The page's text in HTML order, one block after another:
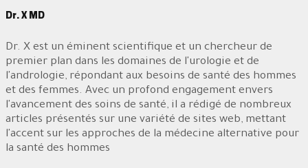
Dr. X MD
Dr. X est un éminent scientifique et un chercheur de
premier plan dans les domaines de l'urologie et de
l'andrologie, répondant aux besoins de santé des hommes
et des femmes. Avec un profond engagement envers
l'avancement des soins de santé, il a rédigé de nombreux
articles présentés sur une variété de sites web, mettant
l'accent sur les approches de la médecine alternative pour
la santé des hommes